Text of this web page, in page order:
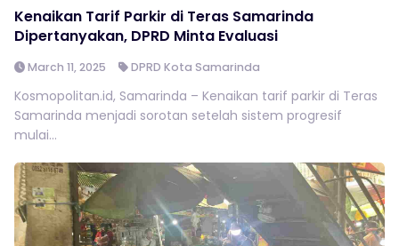
Kenaikan Tarif Parkir di Teras Samarinda
Dipertanyakan, DPRD Minta Evaluasi
March 11, 2025 DPRD Kota Samarinda
Kosmopolitan.id, Samarinda – Kenaikan tarif parkir di Teras
Samarinda menjadi sorotan setelah sistem progresif
mulai...